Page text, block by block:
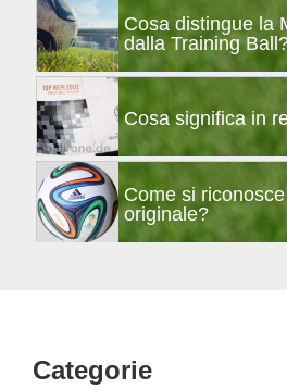
Cosa distingue la
dalla Training
Cosa significa in
Come si
originale?
Footer
Categorie